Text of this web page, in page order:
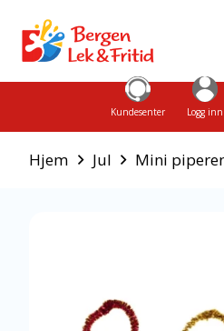
Kundesenter Logg inn
Hjem Jul Mini